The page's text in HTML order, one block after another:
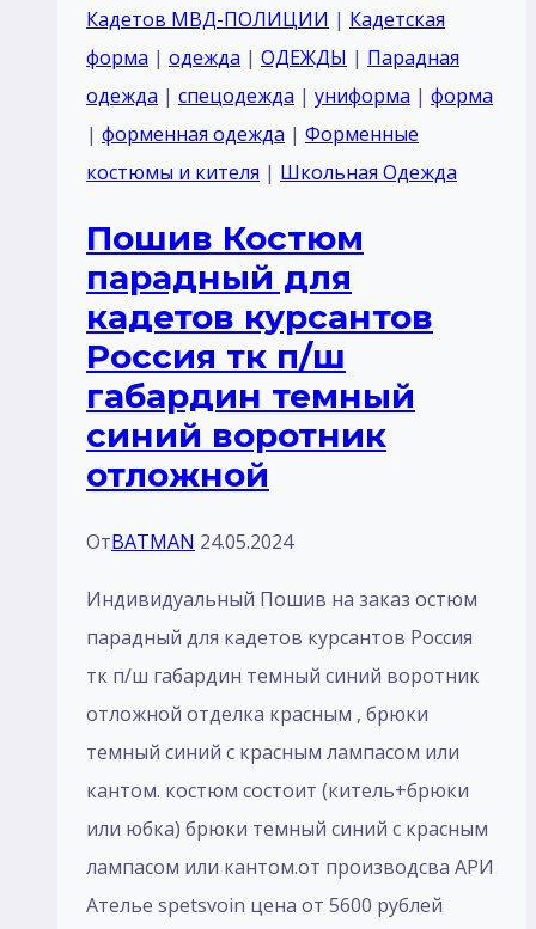
Кадетов МВД-ПОЛИЦИИ | Кадетская
форма | одежда | ОДЕЖДЫ | Парадная
одежда | спецодежда | униформа | форма
| форменная одежда | Форменные
костюмы и кителя | Школьная Одежда
Пошив Костюм
парадный для
кадетов курсантов
Россия тк п/ш
габардин темный
синий воротник
отложной
ОтBATMAN 24.05.2024
Индивидуальный Пошив на заказ остюм
парадный для кадетов курсантов Россия
тк п/ш габардин темный синий воротник
отложной отделка красным , брюки
темный синий с красным лaмпасом или
кантом. костюм состоит (китель+брюки
или юбка) брюки темный синий с красным
лaмпасом или кантом.от производсва АРИ
Ателье spetsvoin цена от 5600 рублей